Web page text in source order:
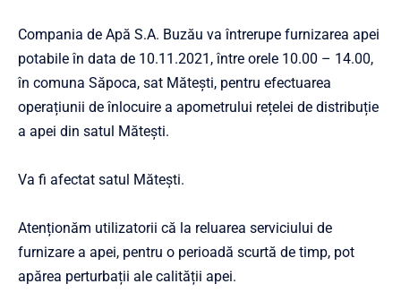
Compania de Apă S.A. Buzău va întrerupe furnizarea apei
potabile în data de 10.11.2021, între orele 10.00 – 14.00,
în comuna Săpoca, sat Mătești, pentru efectuarea
operațiunii de înlocuire a apometrului rețelei de distribuție
a apei din satul Mătești.
Va fi afectat satul Mătești.
Atenționăm utilizatorii că la reluarea serviciului de
furnizare a apei, pentru o perioadă scurtă de timp, pot
apărea perturbații ale calității apei.